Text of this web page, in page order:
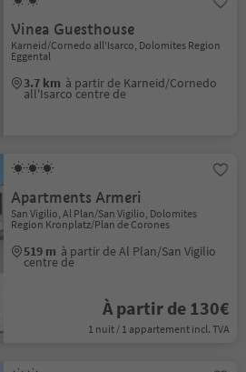
Vinea Guesthouse
Karneid/Cornedo all'Isarco, Dolomites Region
Eggental
3.7 km à partir de Karneid/Cornedo
all'Isarco centre de
Apartments Armeri
San Vigilio, Al Plan/San Vigilio, Dolomites
Region Kronplatz/Plan de Corones
519 m à partir de Al Plan/San Vigilio
centre de
À partir de 130€
1 nuit / 1 appartement incl. TVA